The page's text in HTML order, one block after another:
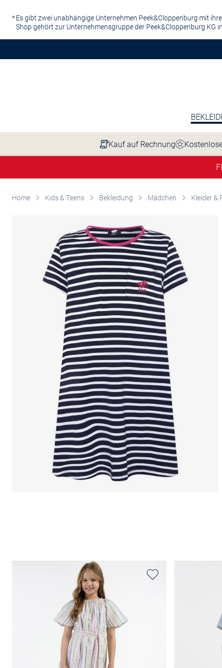
Es gibt zwei unabhängige Unternehmen Peek&Cloppenburg mit
Shop gehört zur Unternehmensgruppe der Peek&Cloppenburg KG
Kauf auf Rechnung
Home Kids & Teens Bekleidung Mädchen Kleider &